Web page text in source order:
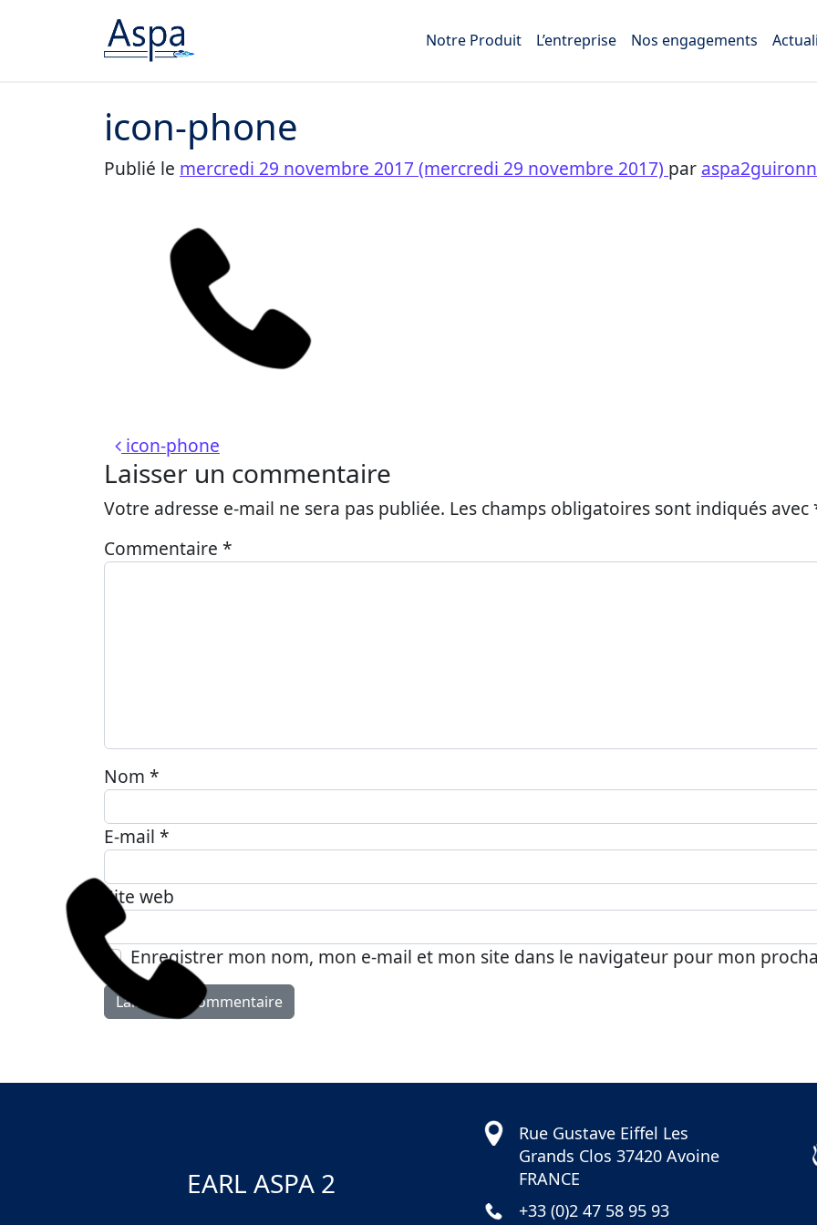
Notre Produit L’entreprise Nos engagements
icon-phone
Publié le mercredi 29 novembre 2017 (mercredi 29 novembre 2017) par
Navigation des articles
icon-phone
Laisser un commentaire
Votre adresse e-mail ne sera pas publiée. Les champs obligatoires sont indiqués avec
Commentaire *
Nom *
E-mail *
Site web
Enregistrer mon nom, mon e-mail et mon site dans le navigateur pour mon
EARL ASPA 2
Rue Gustave Eiffel Les
Grands Clos 37420 Avoine
FRANCE
+33 (0)2 47 58 95 93